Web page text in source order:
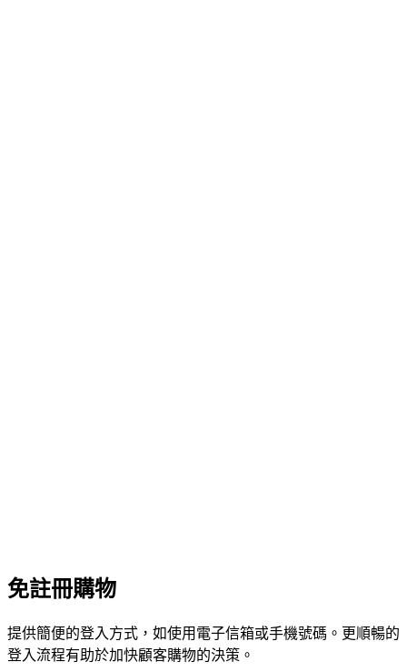
免註冊購物
提供簡便的登入方式，如使用電子信箱或手機號碼。更順暢的
登入流程有助於加快顧客購物的決策。